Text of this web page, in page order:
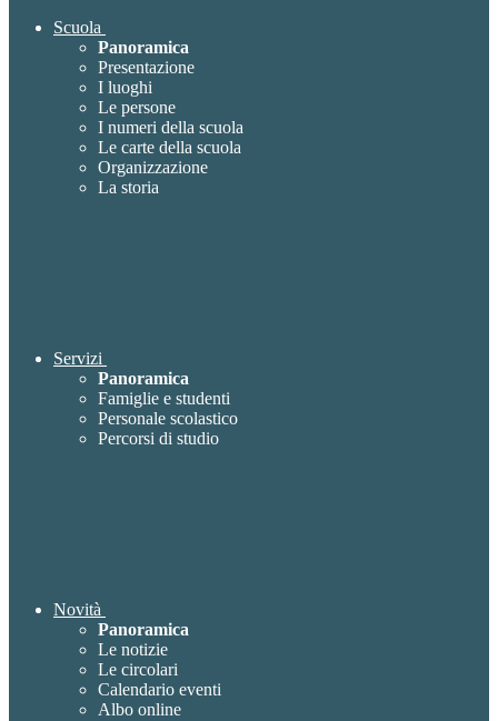
Scuola
Panoramica
Presentazione
I luoghi
Le persone
I numeri della scuola
Le carte della scuola
Organizzazione
La storia
Servizi
Panoramica
Famiglie e studenti
Personale scolastico
Percorsi di studio
Novità
Panoramica
Le notizie
Le circolari
Calendario eventi
Albo online